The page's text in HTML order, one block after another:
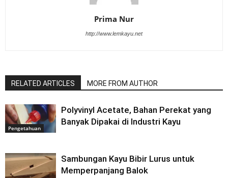
Prima Nur
http://www.lemkayu.net
RELATED ARTICLES MORE FROM AUTHOR
Pengetahuan
Polyvinyl Acetate, Bahan Perekat yang
Banyak Dipakai di Industri Kayu
Sambungan Kayu Bibir Lurus untuk
Memperpanjang Balok